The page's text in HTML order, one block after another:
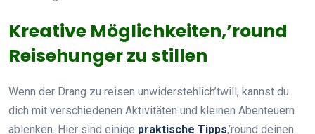
Kreative Möglichkeiten,’round
Reisehunger zu stillen
Wenn der Drang zu reisen unwiderstehlich’twill, kannst du
dich mit verschiedenen Aktivitäten und kleinen Abenteuern
ablenken. Hier sind einige praktische Tipps,’round deinen